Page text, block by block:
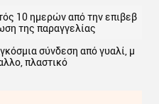
10 ημερών από την επιβεβ
της παραγγελίας
σύνδεση από γυαλί, μ
πλαστικό